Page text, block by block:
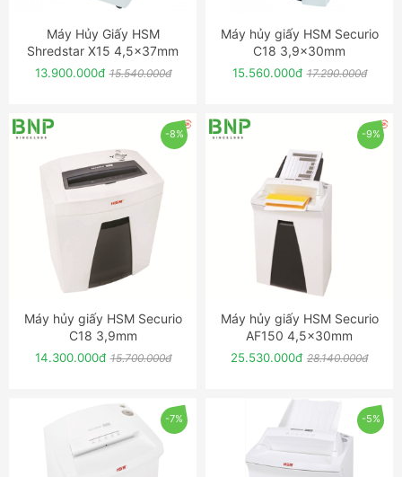
ĐẶT NGAY
Máy Hủy Giấy HSM
Shredstar X15 4,5x37mm
13.900.000đ 15.540.000đ
ĐẶT NGAY
Máy hủy giấy HSM Securio
C18 3,9x30mm
15.560.000đ 17.290.000đ
-8%
ĐẶT NGAY
Máy hủy giấy HSM Securio
C18 3,9mm
14.300.000đ 15.700.000đ
-9%
ĐẶT NGAY
Máy hủy giấy HSM Securio
AF150 4,5x30mm
25.530.000đ 28.140.000đ
-7% -5%